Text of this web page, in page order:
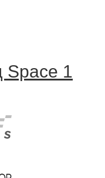
Space 1